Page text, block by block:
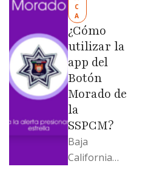
Evangelina
Moreno no
soportó; Los
…
C
A
¿Cómo
utilizar la
app del
Botón
Morado de
la
SSPCM?
Baja
California